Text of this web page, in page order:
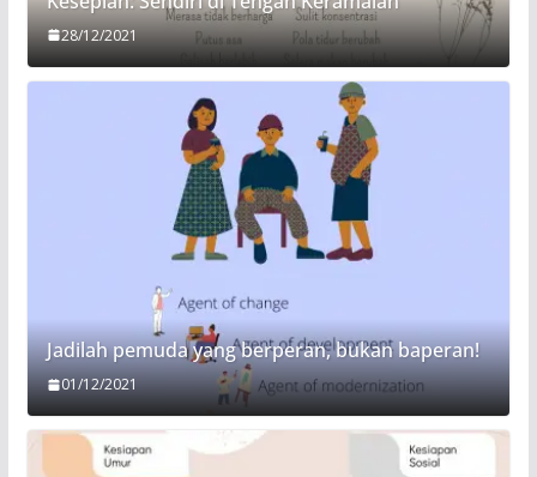
28/12/2021
Jadilah pemuda yang berperan, bukan baperan!
01/12/2021